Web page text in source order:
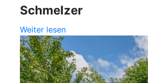
Schmelzer
Weiter lesen